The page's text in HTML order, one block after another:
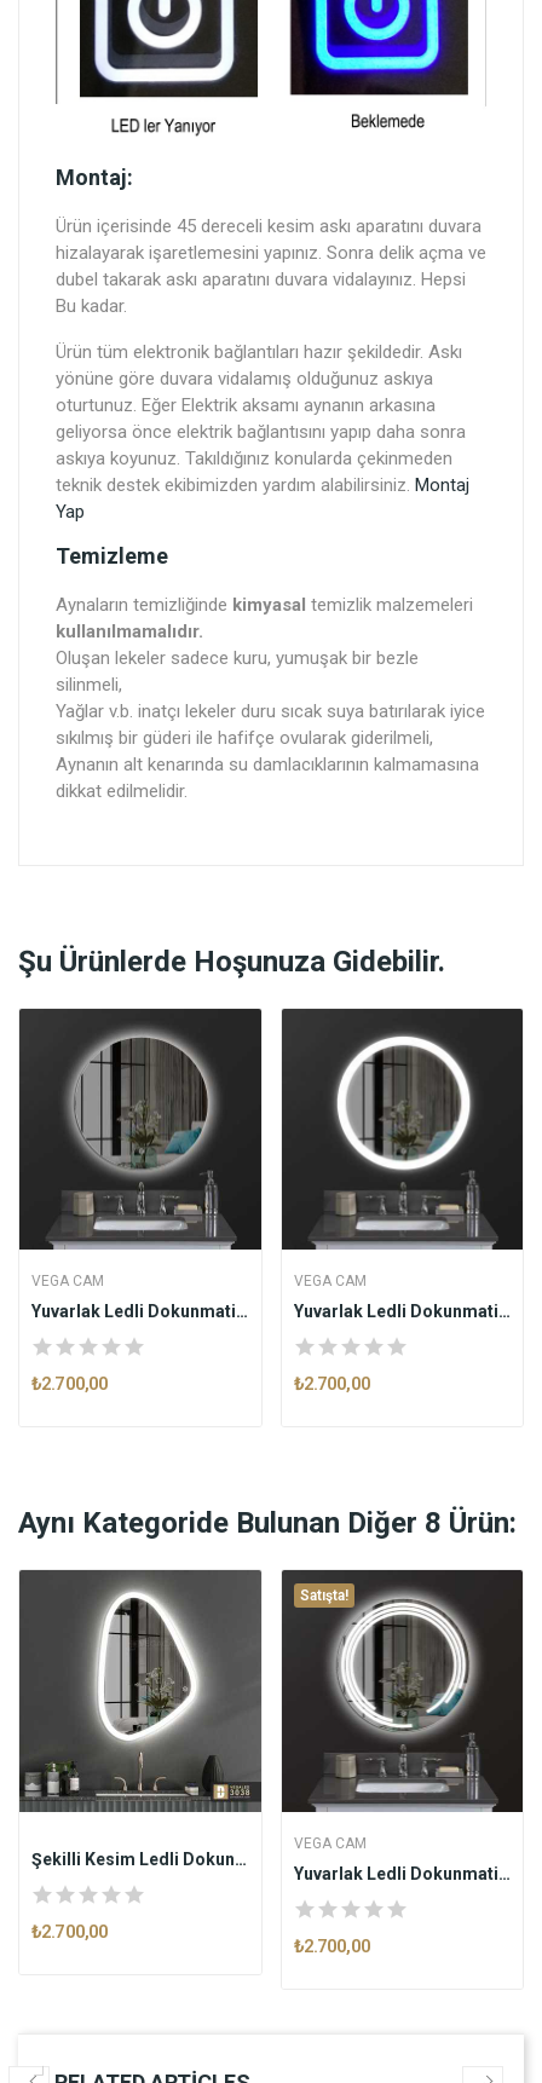
Montaj:
Ürün içerisinde 45 dereceli kesim askı aparatını duvara
hizalayarak işaretlemesini yapınız. Sonra delik açma ve
dubel takarak askı aparatını duvara vidalayınız. Hepsi
Bu kadar.
Ürün tüm elektronik bağlantıları hazır şekildedir. Askı
yönüne göre duvara vidalamış olduğunuz askıya
oturtunuz. Eğer Elektrik aksamı aynanın arkasına
geliyorsa önce elektrik bağlantısını yapıp daha sonra
askıya koyunuz. Takıldığınız konularda çekinmeden
teknik destek ekibimizden yardım alabilirsiniz. Montaj
Yap
Temizleme
Aynaların temizliğinde kimyasal temizlik malzemeleri
kullanılmamalıdır.
Oluşan lekeler sadece kuru, yumuşak bir bezle
silinmeli,
Yağlar v.b. inatçı lekeler duru sıcak suya batırılarak iyice
sıkılmış bir güderi ile hafifçe ovularak giderilmeli,
Aynanın alt kenarında su damlacıklarının kalmamasına
dikkat edilmelidir.
Şu Ürünlerde Hoşunuza Gidebilir.
VEGA CAM
Yuvarlak Ledli Dokunmatik Butonlu Dekoratif...
₺2.700,00
VEGA CAM
Yuvarlak Ledli Dokunmatik Butonlu Dekoratif...
₺2.700,00
Aynı Kategoride Bulunan Diğer 8 Ürün:
Şekilli Kesim Ledli Dokunmatik Butonlu...
₺2.700,00
Satışta!
VEGA CAM
Yuvarlak Ledli Dokunmatik Butonlu Dekoratif...
₺2.700,00